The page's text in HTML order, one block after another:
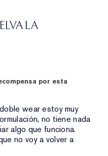
LA
por esta
wear estoy muy
no tiene nada
algo que funciona.
no voy a volver a